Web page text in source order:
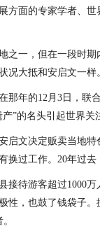
方面的专家学者、
之一，但在一段时
况大抵和安启文一样
那年的12月3日，联
”的名头引起世界
启文决定贩卖当地
换过工作。20年过
接待游客超过1000
性，也鼓了钱袋子